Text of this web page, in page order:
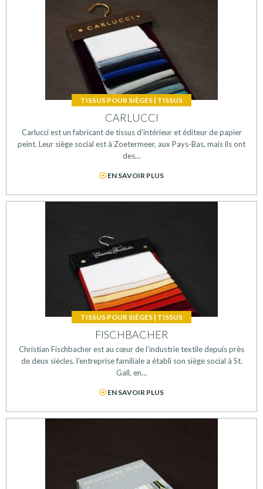
TISSUS POUR SIÈGES | TISSUS
CARLUCCI
Carlucci est un fabricant de tissus d’intérieur et éditeur de papier
peint. Leur siège social est à Zoetermeer, aux Pays-Bas, mais ils ont
des…
EN SAVOIR PLUS
TISSUS POUR SIÈGES | TISSUS
FISCHBACHER
Christian Fischbacher est au cœur de l’industrie textile depuis près
de deux siècles. l’entreprise familiale a établi son siège social à St.
Gall, en…
EN SAVOIR PLUS